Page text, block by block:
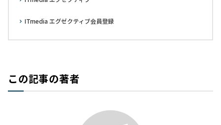
ITmedia エグゼクティブ会員登録
この記事の著者